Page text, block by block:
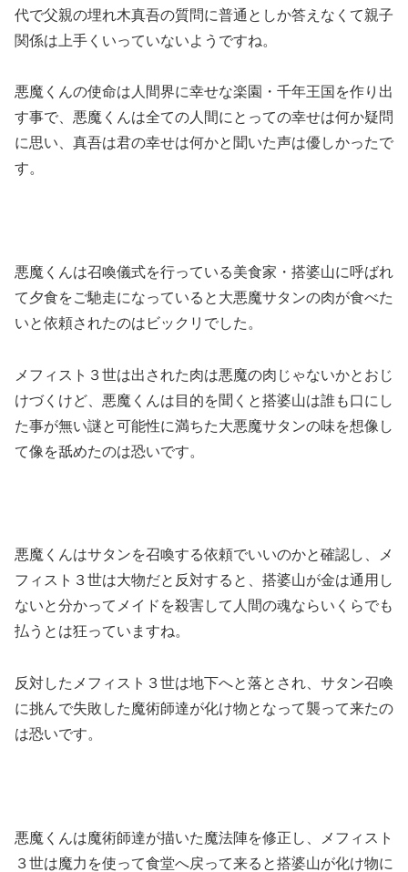
代で父親の埋れ木真吾の質問に普通としか答えなくて親子
関係は上手くいっていないようですね。
悪魔くんの使命は人間界に幸せな楽園・千年王国を作り出
す事で、悪魔くんは全ての人間にとっての幸せは何か疑問
に思い、真吾は君の幸せは何かと聞いた声は優しかったで
す。
悪魔くんは召喚儀式を行っている美食家・搭婆山に呼ばれ
て夕食をご馳走になっていると大悪魔サタンの肉が食べた
いと依頼されたのはビックリでした。
メフィスト３世は出された肉は悪魔の肉じゃないかとおじ
けづくけど、悪魔くんは目的を聞くと搭婆山は誰も口にし
た事が無い謎と可能性に満ちた大悪魔サタンの味を想像し
て像を舐めたのは恐いです。
悪魔くんはサタンを召喚する依頼でいいのかと確認し、メ
フィスト３世は大物だと反対すると、搭婆山が金は通用し
ないと分かってメイドを殺害して人間の魂ならいくらでも
払うとは狂っていますね。
反対したメフィスト３世は地下へと落とされ、サタン召喚
に挑んで失敗した魔術師達が化け物となって襲って来たの
は恐いです。
悪魔くんは魔術師達が描いた魔法陣を修正し、メフィスト
３世は魔力を使って食堂へ戻って来ると搭婆山が化け物に